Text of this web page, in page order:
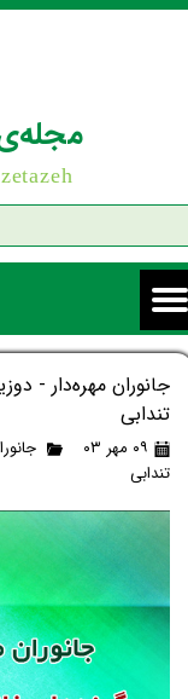
مجله‌ی
جانوران مهره‌دار -
تندابی
۰۹ مهر ۰۳
تندابی